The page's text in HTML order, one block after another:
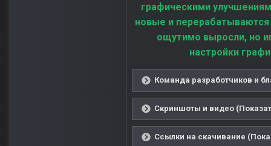
графическими
новые и
ощутимо выросли, но
настройки
Команда разработчиков и
Скриншоты и видео
Ссылки на скачивание